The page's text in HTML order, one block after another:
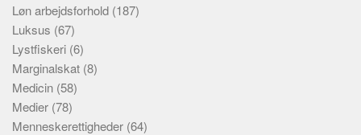
Løn arbejdsforhold (187)
Luksus (67)
Lystfiskeri (6)
Marginalskat (8)
Medicin (58)
Medier (78)
Menneskerettigheder (64)